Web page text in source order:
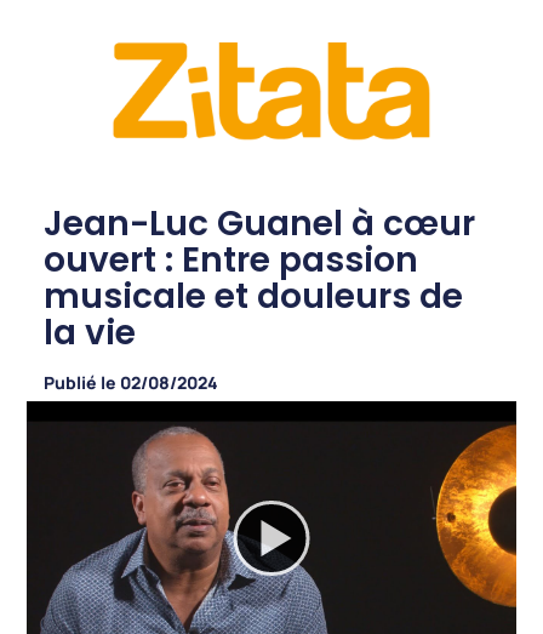
Jean-Luc Guanel à cœur
ouvert : Entre passion
musicale et douleurs de
la vie
Publié le 02/08/2024